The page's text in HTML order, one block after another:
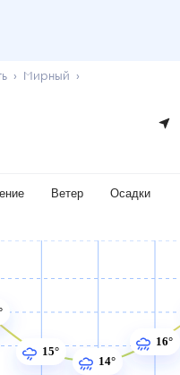
Мирный
Ветер Осадки
15°
14°
16°